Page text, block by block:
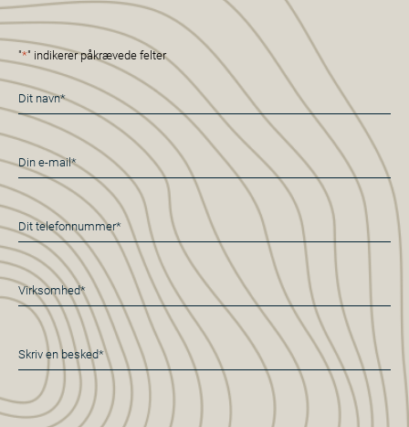
"*" indikerer påkrævede felter
Navn
*
E-
mail
*
Telefon
*
Virksomhed*
*
Besked
*